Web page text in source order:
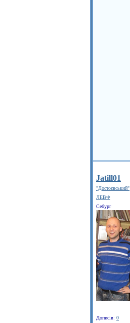
Jatill01
"Достоєвський"
ЛЕВФ
Себург
Дописів: 0